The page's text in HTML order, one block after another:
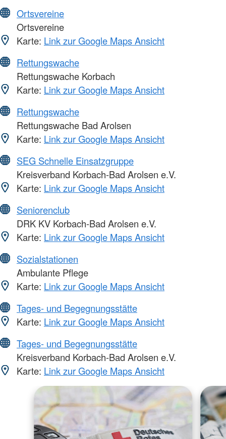
Ortsvereine
Ortsvereine
Karte: Link zur Google Maps Ansicht
Rettungswache
Rettungswache Korbach
Karte: Link zur Google Maps Ansicht
Rettungswache
Rettungswache Bad Arolsen
Karte: Link zur Google Maps Ansicht
SEG Schnelle Einsatzgruppe
Kreisverband Korbach-Bad Arolsen e.V.
Karte: Link zur Google Maps Ansicht
Seniorenclub
DRK KV Korbach-Bad Arolsen e.V.
Karte: Link zur Google Maps Ansicht
Sozialstationen
Ambulante Pflege
Karte: Link zur Google Maps Ansicht
Tages- und Begegnungsstätte
Karte: Link zur Google Maps Ansicht
Tages- und Begegnungsstätte
Kreisverband Korbach-Bad Arolsen e.V.
Karte: Link zur Google Maps Ansicht